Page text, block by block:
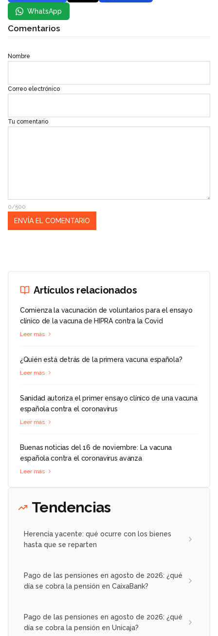
WhatsApp
Comentarios
Nombre
Correo electrónico
Tu comentario
0/500
Artículos relacionados
Comienza la vacunación de voluntarios para el ensayo
clínico de la vacuna de HIPRA contra la Covid
Leer más
¿Quién está detrás de la primera vacuna española?
Leer más
Sanidad autoriza el primer ensayo clínico de una vacuna
española contra el coronavirus
Leer más
Buenas noticias del 16 de noviembre: La vacuna
española contra el coronavirus avanza
Leer más
Tendencias
Herencia yacente: qué ocurre con los bienes
hasta que se reparten
Pago de las pensiones en agosto de 2026: ¿qué
día se cobra la pensión en CaixaBank?
Pago de las pensiones en agosto de 2026: ¿qué
día se cobra la pensión en Unicaja?